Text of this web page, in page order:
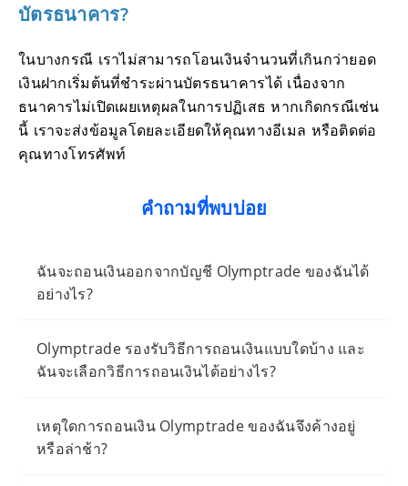
บัตรธนาคาร?
ในบางกรณี เราไม่สามารถโอนเงินจำนวนที่เกินกว่ายอด
เงินฝากเริ่มต้นที่ชำระผ่านบัตรธนาคารได้ เนื่องจาก
ธนาคารไม่เปิดเผยเหตุผลในการปฏิเสธ หากเกิดกรณีเช่น
นี้ เราจะส่งข้อมูลโดยละเอียดให้คุณทางอีเมล หรือติดต่อ
คุณทางโทรศัพท์
คำถามที่พบบ่อย
ฉันจะถอนเงินออกจากบัญชี Olymptrade ของฉันได้
อย่างไร?
Olymptrade รองรับวิธีการถอนเงินแบบใดบ้าง และ
ฉันจะเลือกวิธีการถอนเงินได้อย่างไร?
เหตุใดการถอนเงิน Olymptrade ของฉันจึงค้างอยู่
หรือล่าช้า?